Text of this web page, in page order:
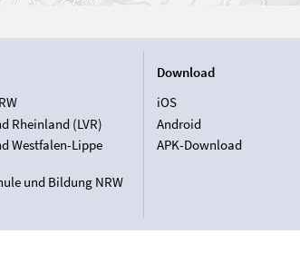
Rheinland (LVR)
Westfalen-Lippe
und Bildung NRW
Download
iOS
Android
APK-Download